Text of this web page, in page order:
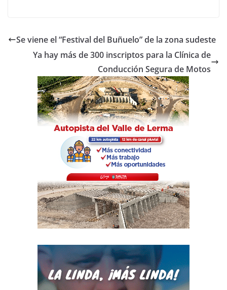
e
b
o
k
er s
A
p
p
ar
tir
Se viene el “Festival del Buñuelo” de la zona sudeste
Ya hay más de 300 inscriptos para la Clínica de
Conducción Segura de Motos